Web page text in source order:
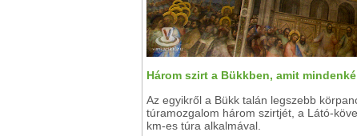
Három szirt a Bükkben, amit
Az egyikről a Bükk talán legszebb
túramozgalom három szirtjét, a Látó-
km-es túra alkalmával.